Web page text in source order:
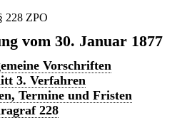
228 ZPO
vom 30. Januar 1877
Vorschriften
3. Verfahren
Termine und Fristen
228